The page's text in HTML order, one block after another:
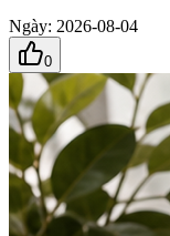
Ngày: 2026-08-04
0